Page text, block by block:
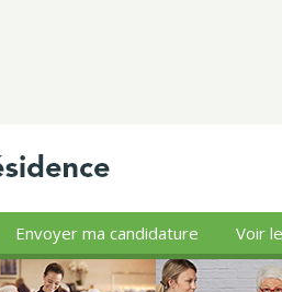
Envoyer ma candidature Voir